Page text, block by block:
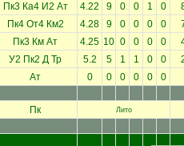
Пк3 Ка4 И2 Ат 4.22 9 0 0 1 0
Пк4 От4 Км2 4.28 9 0 0 0 0
Пк3 Км Ат 4.25 10 0 0 0 0
У2 Пк2 Д Тр 5.2 5 1 1 0 0
Ат 0 0 0 0 0 0
Пк Лито